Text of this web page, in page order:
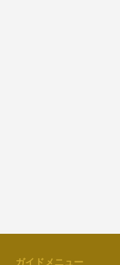
ガイドメニュー